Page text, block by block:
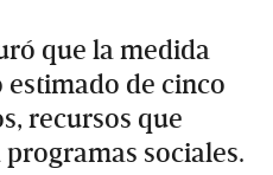
que la medida
de cinco
recursos que
sociales.